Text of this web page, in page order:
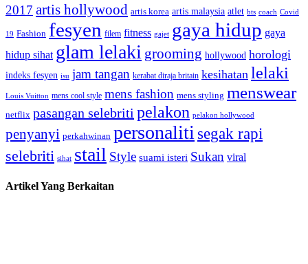
2017 artis hollywood artis korea artis malaysia atlet bts coach Covid
19 Fashion fesyen filem fitness gajet gaya hidup gaya
hidup sihat glam lelaki grooming hollywood horologi
indeks fesyen isu jam tangan kerabat diraja britain kesihatan lelaki
Louis Vuitton mens cool style mens fashion mens styling menswear
netflix pasangan selebriti pelakon pelakon hollywood
penyanyi perkahwinan personaliti segak rapi
selebriti sihat stail Style suami isteri Sukan viral
Artikel Yang Berkaitan